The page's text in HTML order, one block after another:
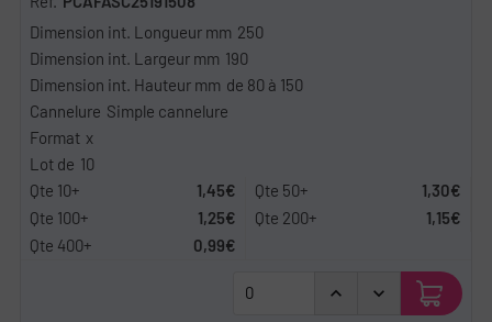
250
190
de 80 à 150
Simple cannelure
x
10
1,45€
1,30€
1,25€
1,15€
0,99€